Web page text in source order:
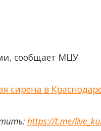
сообщает МЦУ
сирена в
https://t.me/